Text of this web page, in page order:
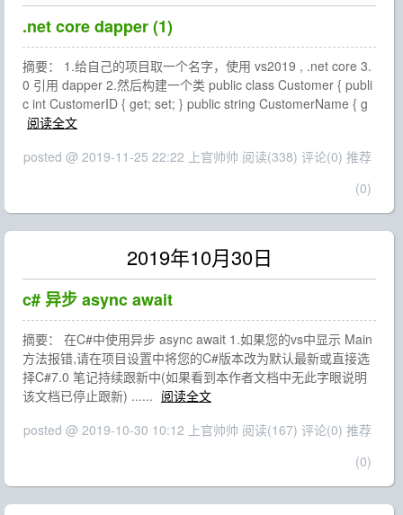
.net core dapper (1)
摘要： 1.给自己的项目取一个名字，使用 vs2019 , .net core 3.
0 引用 dapper 2.然后构建一个类 public class Customer { publi
c int CustomerID { get; set; } public string CustomerName { g
阅读全文
posted @ 2019-11-25 22:22 上官帅帅 阅读(338) 评论(0) 推荐
(0)
2019年10月30日
c# 异步 async await
摘要： 在C#中使用异步 async await 1.如果您的vs中显示 Main
方法报错,请在项目设置中将您的C#版本改为默认最新或直接选
择C#7.0 笔记持续跟新中(如果看到本作者文档中无此字眼说明
该文档已停止跟新) ...... 阅读全文
posted @ 2019-10-30 10:12 上官帅帅 阅读(167) 评论(0) 推荐
(0)